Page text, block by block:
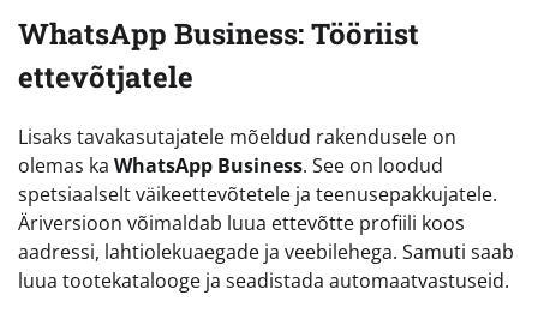
WhatsApp Business: Tööriist
ettevõtjatele
Lisaks tavakasutajatele mõeldud rakendusele on
olemas ka WhatsApp Business. See on loodud
spetsiaalselt väikeettevõtetele ja teenusepakkujatele.
Äriversioon võimaldab luua ettevõtte profiili koos
aadressi, lahtiolekuaegade ja veebilehega. Samuti saab
luua tootekatalooge ja seadistada automaatvastuseid.